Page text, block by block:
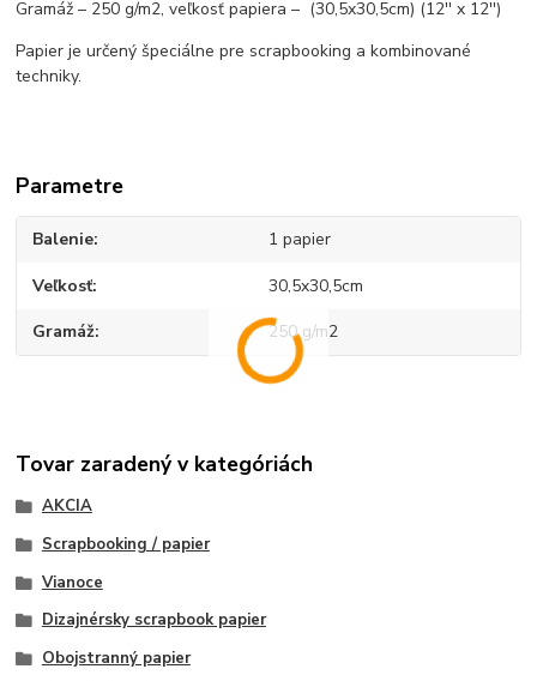
Gramáž – 250 g/m2, veľkosť papiera – (30,5x30,5cm) (12'' x 12'')
Papier je určený špeciálne pre scrapbooking a kombinované
techniky.
Parametre
Balenie 1 papier
Veľkosť 30,5x30,5cm
Gramáž 250 g/m2
Tovar zaradený v kategóriách
AKCIA
Scrapbooking / papier
Vianoce
Dizajnérsky scrapbook papier
Obojstranný papier